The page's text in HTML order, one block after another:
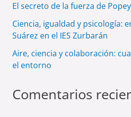
El secreto de la fuerza de
Ciencia, igualdad y psicología:
Suárez en el IES Zurbarán
Aire, ciencia y colaboración:
el entorno
Comentarios